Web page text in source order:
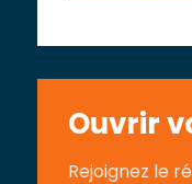
Ouvrir
Rejoignez le